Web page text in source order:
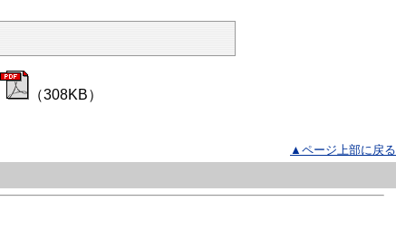
（308KB）
▲ページ上部に戻る